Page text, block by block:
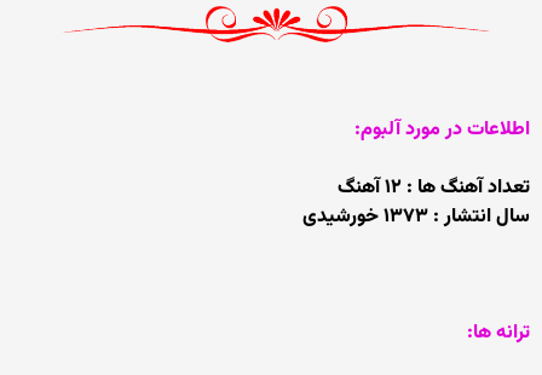
اطلاعات در مورد آلبوم:
تعداد آهنگ ها : ۱۲ آهنگ
سال انتشار : ۱۳۷۳ خورشیدی
ترانه ها: